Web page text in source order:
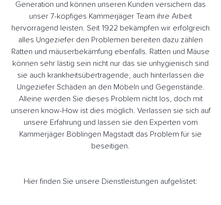
Generation und können unseren Kunden versichern das
unser 7-köpfiges Kammerjäger Team ihre Arbeit
hervorragend leisten. Seit 1922 bekämpfen wir erfolgreich
alles Ungeziefer den Problemen bereiten dazu zählen
Ratten und mäuserbekämfung ebenfalls. Ratten und Mäuse
können sehr lästig sein nicht nur das sie unhygienisch sind
sie auch krankheitsübertragende, auch hinterlassen die
Ungeziefer Schäden an den Möbeln und Gegenstände.
Alleine werden Sie dieses Problem nicht los, doch mit
unseren know-How ist dies möglich. Verlassen sie sich auf
unsere Erfahrung und lassen sie den Experten vom
Kammerjäger Böblingen Magstadt das Problem für sie
beseitigen.
Hier finden Sie unsere Dienstleistungen aufgelistet: